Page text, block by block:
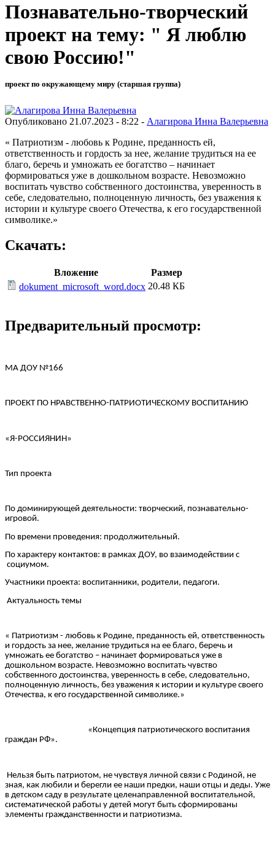
Познавательно-творческий
проект на тему: " Я люблю
свою Россию!"
проект по окружающему миру (старшая группа)
Опубликовано 21.07.2023 - 8:22 - Алагирова Инна Валерьевна
« Патриотизм - любовь к Родине, преданность ей,
ответственность и гордость за нее, желание трудиться на ее
благо, беречь и умножать ее богатство – начинает
формироваться уже в дошкольном возрасте. Невозможно
воспитать чувство собственного достоинства, уверенность в
себе, следовательно, полноценную личность, без уважения к
истории и культуре своего Отечества, к его государственной
символике.»
Скачать:
Вложение
Размер
dokument_microsoft_word.docx 20.48 КБ
Предварительный просмотр:
МА ДОУ №166
ПРОЕКТ ПО НРАВСТВЕННО-ПАТРИОТИЧЕСКОМУ ВОСПИТАНИЮ
«Я-РОССИЯНИН»
Тип проекта
По доминирующей деятельности: творческий, познавательно-
игровой.
По времени проведения: продолжительный.
По характеру контактов: в рамках ДОУ, во взаимодействии с
социумом.
Участники проекта: воспитанники, родители, педагоги.
Актуальность темы
« Патриотизм - любовь к Родине, преданность ей, ответственность
и гордость за нее, желание трудиться на ее благо, беречь и
умножать ее богатство – начинает формироваться уже в
дошкольном возрасте. Невозможно воспитать чувство
собственного достоинства, уверенность в себе, следовательно,
полноценную личность, без уважения к истории и культуре своего
Отечества, к его государственной символике.»
«Концепция патриотического воспитания
граждан РФ».
Нельзя быть патриотом, не чувствуя личной связи с Родиной, не
зная, как любили и берегли ее наши предки, наши отцы и деды. Уже
в детском саду в результате целенаправленной воспитательной,
систематической работы у детей могут быть сформированы
элементы гражданственности и патриотизма.